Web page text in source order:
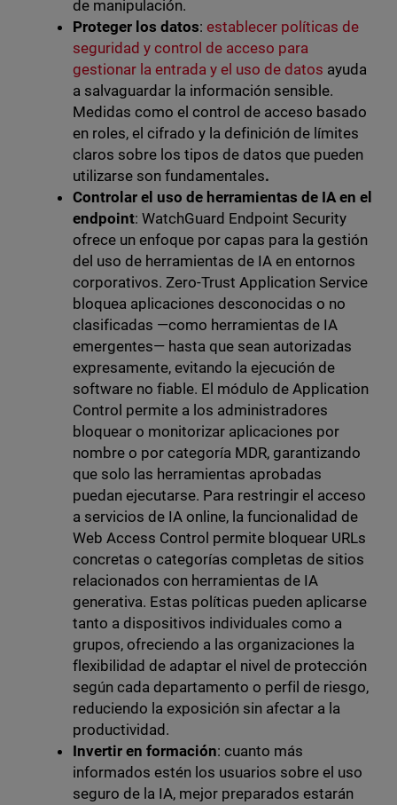
de manipulación.
Proteger los datos: establecer políticas de
seguridad y control de acceso para
gestionar la entrada y el uso de datos ayuda
a salvaguardar la información sensible.
Medidas como el control de acceso basado
en roles, el cifrado y la definición de límites
claros sobre los tipos de datos que pueden
utilizarse son fundamentales.
Controlar el uso de herramientas de IA en el
endpoint: WatchGuard Endpoint Security
ofrece un enfoque por capas para la gestión
del uso de herramientas de IA en entornos
corporativos. Zero-Trust Application Service
bloquea aplicaciones desconocidas o no
clasificadas —como herramientas de IA
emergentes— hasta que sean autorizadas
expresamente, evitando la ejecución de
software no fiable. El módulo de Application
Control permite a los administradores
bloquear o monitorizar aplicaciones por
nombre o por categoría MDR, garantizando
que solo las herramientas aprobadas
puedan ejecutarse. Para restringir el acceso
a servicios de IA online, la funcionalidad de
Web Access Control permite bloquear URLs
concretas o categorías completas de sitios
relacionados con herramientas de IA
generativa. Estas políticas pueden aplicarse
tanto a dispositivos individuales como a
grupos, ofreciendo a las organizaciones la
flexibilidad de adaptar el nivel de protección
según cada departamento o perfil de riesgo,
reduciendo la exposición sin afectar a la
productividad.
Invertir en formación: cuanto más
informados estén los usuarios sobre el uso
seguro de la IA, mejor preparados estarán